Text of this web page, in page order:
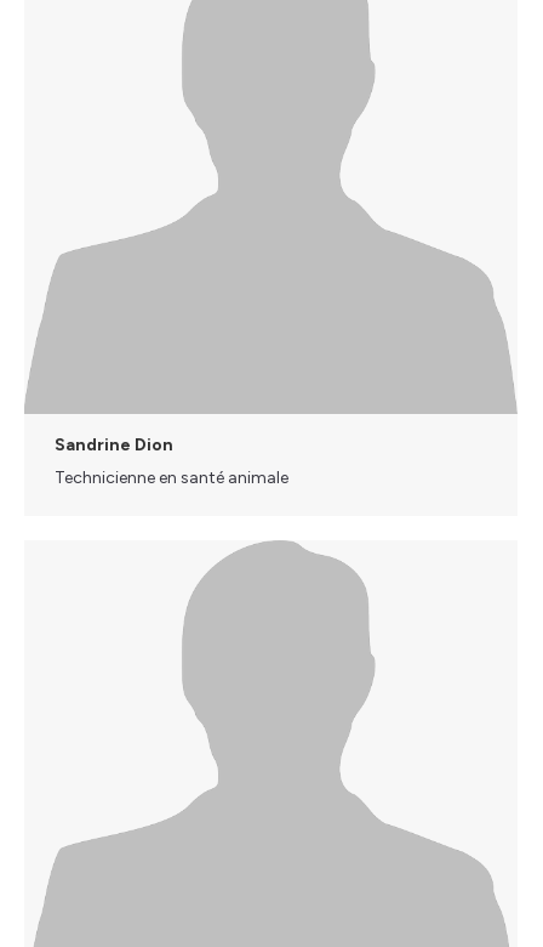
Sandrine Dion
Technicienne en santé animale